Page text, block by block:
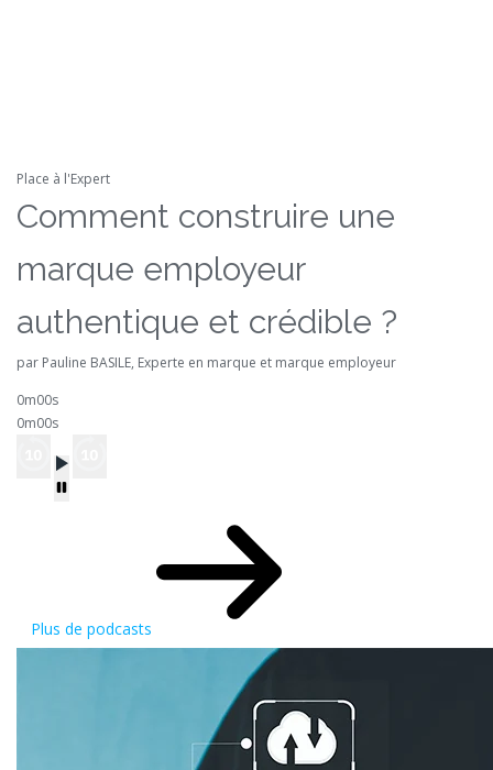
Place à l'Expert
Comment construire une
marque employeur
authentique et crédible ?
par Pauline BASILE, Experte en marque et marque employeur
0m00s
0m00s
Plus de podcasts